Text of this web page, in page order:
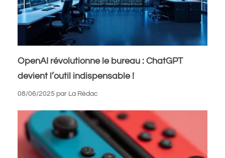
OpenAI révolutionne le bureau : ChatGPT
devient l’outil indispensable !
08/06/2025 par La Rédac